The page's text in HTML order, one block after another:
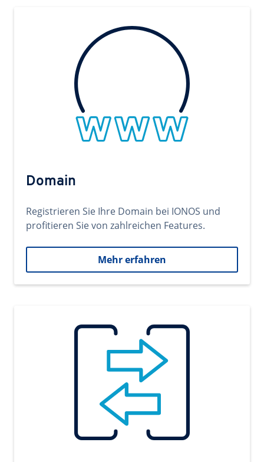
Domain
Registrieren Sie Ihre Domain bei IONOS und
profitieren Sie von zahlreichen Features.
Mehr erfahren